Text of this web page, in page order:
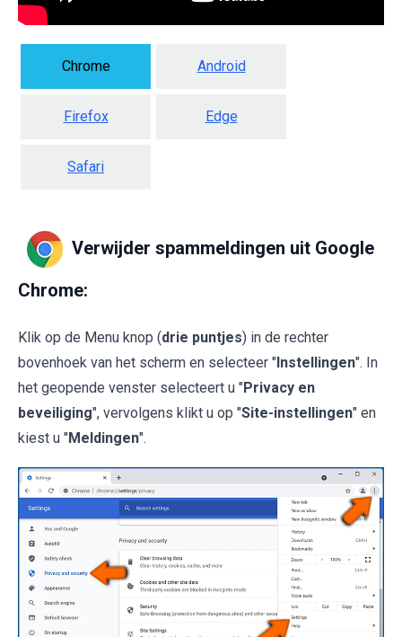
Chrome Android
Firefox Edge
Safari
Verwijder spammeldingen uit Google
Chrome:
Klik op de Menu knop (drie puntjes) in de rechter
bovenhoek van het scherm en selecteer "Instellingen". In
het geopende venster selecteert u "Privacy en
beveiliging", vervolgens klikt u op "Site-instellingen" en
kiest u "Meldingen".